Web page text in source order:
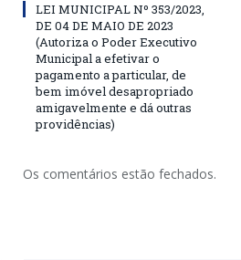
LEI MUNICIPAL Nº 353/2023,
DE 04 DE MAIO DE 2023
(Autoriza o Poder Executivo
Municipal a efetivar o
pagamento a particular, de
bem imóvel desapropriado
amigavelmente e dá outras
providências)
Os comentários estão fechados.